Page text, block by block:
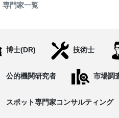
専門家一覧
博士(DR) 技術士
公的機関研究者 市場調
スポット専門家コンサルティング